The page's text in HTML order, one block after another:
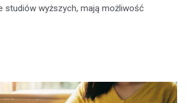
studiów wyższych, mają możliwość